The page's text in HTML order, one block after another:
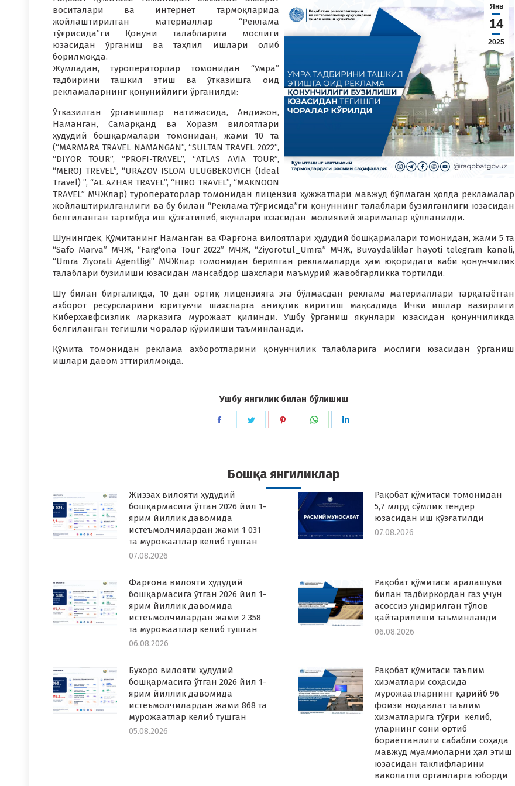
Янв
14
2025
воситалари ва интернет тармоқларида
жойлаштирилган материаллар “Реклама
тўғрисида”ги Қонуни талабларига мослиги
юзасидан ўрганиш ва таҳлил ишлари олиб
борилмоқда.
Жумладан, туроператорлар томонидан “Умра”
тадбирини ташкил этиш ва ўтказишга оид
рекламаларнинг қонунийлиги ўрганилди:
Ўтказилган ўрганишлар натижасида, Андижон,
Наманган, Самарқанд ва Хоразм вилоятлари
ҳудудий бошқармалари томонидан, жами 10 та
(“MARMARA TRAVEL NAMANGAN”, “SULTAN TRAVEL 2022”,
“DIYOR TOUR”, “PROFI-TRAVEL”, “ATLAS AVIA TOUR”,
“MEROJ TREVEL”, “URAZOV ISLOM ULUGBEKOVICH (Ideal
Trаvel) ”, “AL AZHAR TRAVEL”, “HIRO TRAVEL”, “MAKNOON
TRAVEL” МЧЖлар) туроператорлар томонидан лицензия ҳужжатлари мавжуд бўлмаган ҳолда рекламалар
жойлаштирилганлиги ва бу билан “Реклама тўғрисида”ги қонуннинг талаблари бузилганлиги юзасидан
белгиланган тартибда иш қўзғатилиб, якунлари юзасидан молиявий жарималар қўлланилди.
Шунингдек, Қўмитанинг Наманган ва Фарғона вилоятлари ҳудудий бошқармалари томонидан, жами 5 та
“Safo Marva” МЧЖ, “Farg‘ona Tour 2022” МЧЖ, “Ziyorotul_Umra” МЧЖ, Buvaydaliklar hayoti telegram kanali,
“Umra Ziyorati Agentligi” МЧЖлар томонидан берилган рекламаларда ҳам юқоридаги каби қонунчилик
талаблари бузилиши юзасидан мансабдор шахслари маъмурий жавобгарликка тортилди.
Шу билан биргаликда, 10 дан ортиқ лицензияга эга бўлмасдан реклама материаллари тарқатаётган
ахборот ресурсларини юритувчи шахсларга аниқлик киритиш мақсадида Ички ишлар вазирлиги
Киберхавфсизлик марказига мурожаат қилинди. Ушбу ўрганиш якунлари юзасидан қонунчиликда
белгиланган тегишли чоралар кўрилиши таъминланади.
Қўмита томонидан реклама ахборотларини қонунчилик талабларига мослиги юзасидан ўрганиш
ишлари давом эттирилмоқда.
Ушбу янгилик билан бўлишиш
Share
Share
Share
Share
Бошқа янгиликлар
Жиззах вилояти ҳудудий
бошқармасига ўтган 2026 йил 1-
ярим йиллик давомида
истеъмолчилардан жами 1 031
та мурожаатлар келиб тушган
07.08.2026
Рақобат қўмитаси томонидан
5,7 млрд сўмлик тендер
юзасидан иш қўзғатилди
07.08.2026
Фарғона вилояти ҳудудий
бошқармасига ўтган 2026 йил 1-
ярим йиллик давомида
истеъмолчилардан жами 2 358
та мурожаатлар келиб тушган
06.08.2026
Рақобат қўмитаси аралашуви
билан тадбиркордан газ учун
асоссиз ундирилган тўлов
қайтарилиши таъминланди
06.08.2026
Бухоро вилояти ҳудудий
бошқармасига ўтган 2026 йил 1-
ярим йиллик давомида
истеъмолчилардан жами 868 та
мурожаатлар келиб тушган
05.08.2026
Рақобат қўмитаси таълим
хизматлари соҳасида
мурожаатларнинг қарийб 96
фоизи нодавлат таълим
хизматларига тўғри келиб,
уларнинг сони ортиб
бораётганлиги сабабли соҳада
мавжуд муаммоларни ҳал этиш
юзасидан таклифларини
ваколатли органларга юборди